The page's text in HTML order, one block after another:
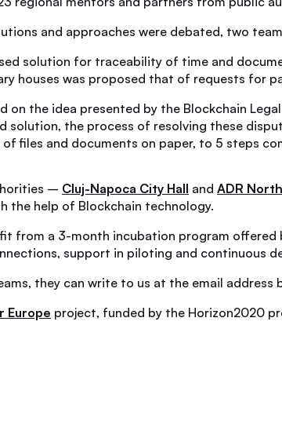
and approaches were debated, two
solution for traceability of time and
houses was proposed that of requests for
on the idea presented by the Blockchain
the process of resolving these
files and documents on paper, to 5 steps
– Cluj-Napoca City Hall and ADR
the help of Blockchain technology.
from a 3-month incubation program offered
support in piloting and continuous
they can write to us at the email address
Europe project, funded by the Horizon2020